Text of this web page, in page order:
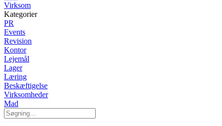
Virksom
Kategorier
PR
Events
Revision
Kontor
Lejemål
Lager
Læring
Beskæftigelse
Virksomheder
Mad